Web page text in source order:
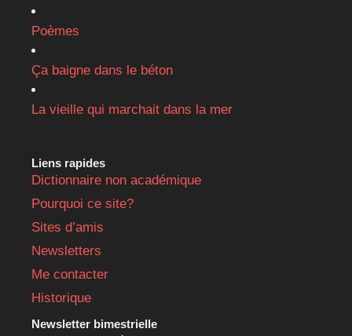
Poèmes
Ça baigne dans le béton
La vieille qui marchait dans la mer
Liens rapides
Dictionnaire non académique
Pourquoi ce site?
Sites d’amis
Newsletters
Me contacter
Historique
Newsletter bimestrielle